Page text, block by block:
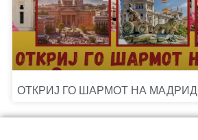
ОТКРИЈ ГО ШАРМОТ НА МАДРИД